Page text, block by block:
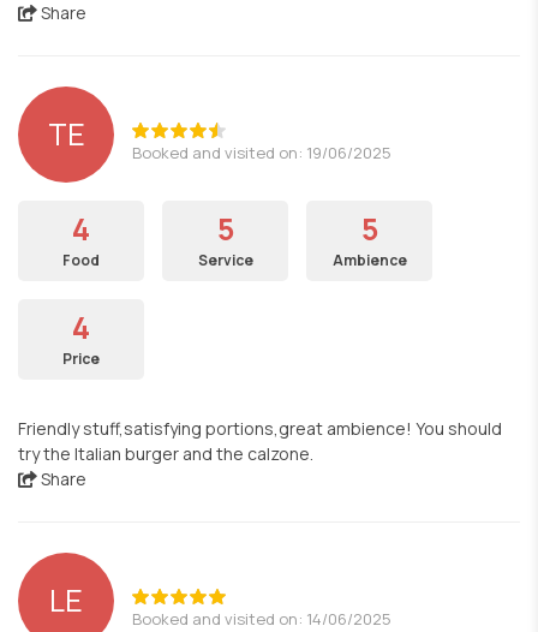
Share
TE Booked and visited on: 19/06/2025
4
Food
5
Service
5
Ambience
4
Price
Friendly stuff,satisfying portions,great ambience! You should
try the Italian burger and the calzone.
Share
LE Booked and visited on: 14/06/2025